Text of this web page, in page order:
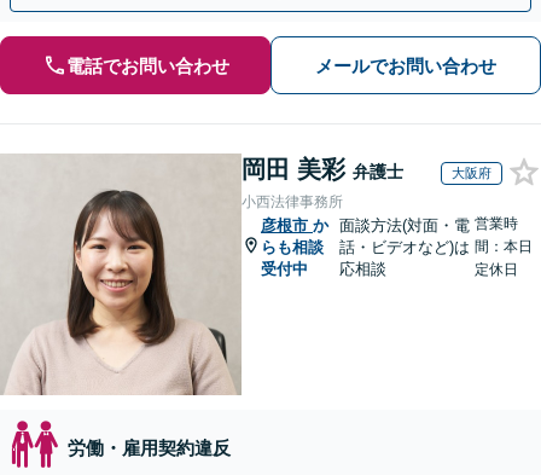
電話でお問い合わせ メールでお問い合わせ
岡田 美彩 弁護士 大阪府
小西法律事務所
彦根市 か
らも相談
受付中
面談方法(対面・電
話・ビデオなど)は
応相談
営業時
間：本日
定休日
労働・雇用契約違反